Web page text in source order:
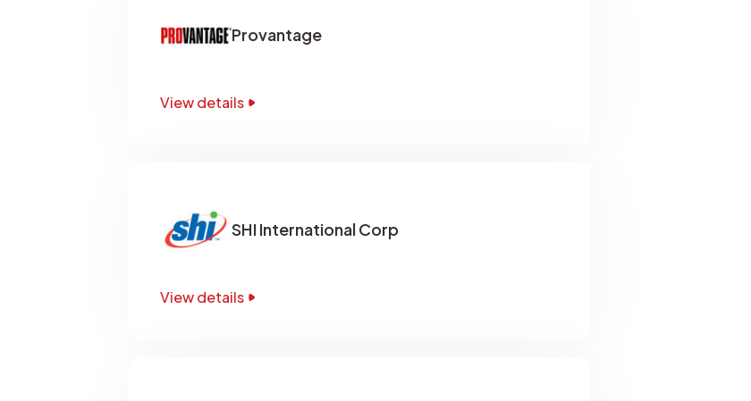
Provantage
View details
SHI International Corp
View details